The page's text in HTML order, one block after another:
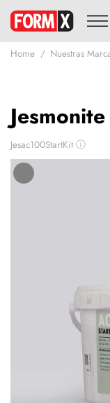
Home Nuestras
Jesac100StartKit ⓘ